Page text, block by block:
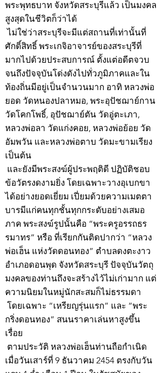
พระพุทธบาท จังหวัดสระบุรีแล้ว เป็นมงคล
สูงสุดในชีวิตก็ว่าได้
ไม่ใช่ว่าสระบุรีจะมีแต่สถานที่เท่านั้นที่
ศักดิ์สิทธิ์ พระเกจิอาจารย์ของสระบุรีที่
มากไปด้วยประสบการณ์ ตั้งแต่อดีตจวบ
จนถึงปัจจุบันโด่งดังไปทั่วภูมิภาคและใน
ท้องถิ่นมีอยู่เป็นจำนวนมาก อาทิ หลวงพ่อ
ยอด วัดหนองปลาหมอ, พระอุปัชฌาย์กาน
วัดโคกโพธิ์, อุปัชฌาย์ตัน วัดอู่ตะเภา,
หลวงพ่อลา วัดแก่งคอย, หลวงพ่อย้อย วัด
อัมพวัน และหลวงพ่อตาบ วัดมะขามเรียง
เป็นต้น
และยังมีพระสงฆ์ผู้ประพฤติดี ปฏิบัติชอบ
ข้อวัตรงดงามยิ่ง โดยเฉพาะวางอุเบกขา
ได้อย่างยอดเยี่ยม เปี่ยมด้วยความเมตตา
บารมีแก่คนทุกชั้นทุกกระดับอย่างเสมอ
ภาค พระสงฆ์รูปนั้นคือ “พระครูอรรถธร
รมาทร” หรือ ที่เรียกกันติดปากว่า “หลวง
พ่อเฮ็น แห่งวัดดอนทอง” ตำบลดงตะงาว
อำเภอดอนพุด จังหวัดสระบุรี ปัจจุบันวัตถุ
มงคลของท่านถึงจะสร้างไว้ไม่เก่ามาก แต่
ความนิยมในหมู่นักสะสมก็ไม่ธรรมดา
โดยเฉพาะ “เหรียญรุ่นแรก” และ “พระ
กริ่งดอนทอง” สนนราคาเล่นหาสูงขึ้น
เรื่อย
ตามประวัติ หลวงพ่อเฮ็นท่านถือกำเนิด
เมื่อวันเสาร์ที่ 9 ธันวาคม 2454 ตรงกับวัน